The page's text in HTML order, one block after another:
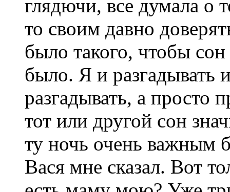
глядючи, все думала о
то своим давно
было такого, чтобы
было. Я и разгадывать
разгадывать, а просто
тот или другой сон
ту ночь очень важным
Вася мне сказал. Вот